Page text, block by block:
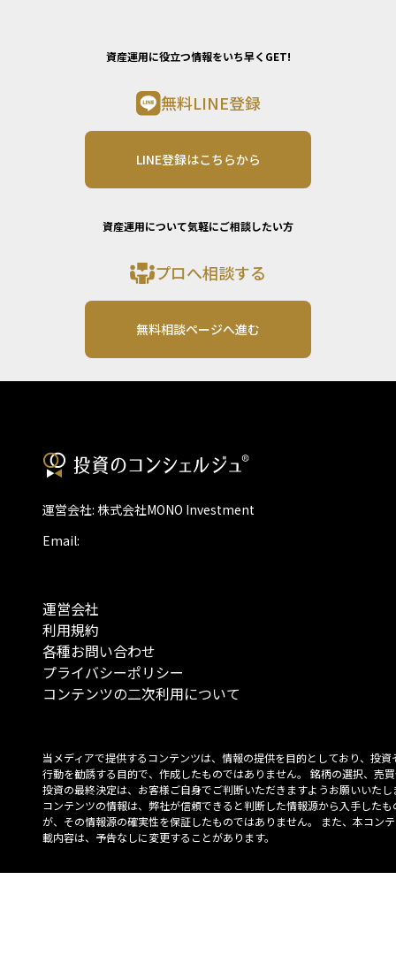
資産運用に役立つ情報をいち早くGET!
無料LINE登録
LINE登録はこちらから
資産運用について気軽にご相談したい方
プロへ相談する
無料相談ページへ進む
運営会社: 株式会社MONO Investment
Email:
運営会社
利用規約
各種お問い合わせ
プライバシーポリシー
コンテンツの二次利用について
当メディアで提供するコンテンツは、情報の提供を目的としており、投資
行動を勧誘する目的で、作成したものではありません。 銘柄の選択、売
投資の最終決定は、お客様ご自身でご判断いただきますようお願いいたし
コンテンツの情報は、弊社が信頼できると判断した情報源から入手したも
が、その情報源の確実性を保証したものではありません。 また、本コン
載内容は、予告なしに変更することがあります。